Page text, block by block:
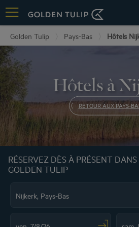
Golden Tulip Pays-Bas Hôtels
Hôtels à
RETOUR AUX PAYS-
RÉSERVEZ DÈS À PRÉSENT
GOLDEN TULIP